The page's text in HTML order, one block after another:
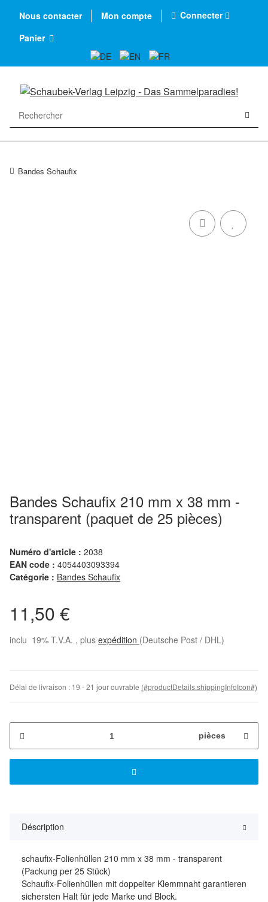
Nous contacter Mon compte
Connecter
Panier
Bandes Schaufix
Bandes Schaufix 210 mm x 38 mm -
transparent (paquet de 25 pièces)
Numéro d'article : 2038
EAN code : 4054403093394
Catégorie : Bandes Schaufix
11,50 €
inclu 19% T.V.A. , plus expédition (Deutsche Post / DHL)
Délai de livraison : 19 - 21 jour ouvrable (#productDetails.shippingInfoIcon#)
pièces
Déscription
schaufix-Folienhüllen 210 mm x 38 mm - transparent
(Packung per 25 Stück)
Schaufix-Folienhüllen mit doppelter Klemmnaht garantieren
sichersten Halt für jede Marke und Block.